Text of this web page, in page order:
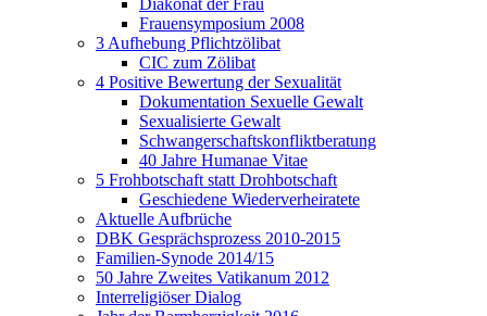
Diakonat der Frau
Frauensymposium 2008
3 Aufhebung Pflichtzölibat
CIC zum Zölibat
4 Positive Bewertung der Sexualität
Dokumentation Sexuelle Gewalt
Sexualisierte Gewalt
Schwangerschaftskonfliktberatung
40 Jahre Humanae Vitae
5 Frohbotschaft statt Drohbotschaft
Geschiedene Wiederverheiratete
Aktuelle Aufbrüche
DBK Gesprächsprozess 2010-2015
Familien-Synode 2014/15
50 Jahre Zweites Vatikanum 2012
Interreligiöser Dialog